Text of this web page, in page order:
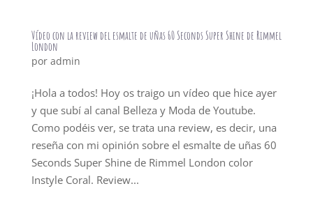
Vídeo con la review del esmalte de uñas 60 Seconds Super Shine de Rimmel
London
por admin
¡Hola a todos! Hoy os traigo un vídeo que hice ayer
y que subí al canal Belleza y Moda de Youtube.
Como podéis ver, se trata una review, es decir, una
reseña con mi opinión sobre el esmalte de uñas 60
Seconds Super Shine de Rimmel London color
Instyle Coral. Review...